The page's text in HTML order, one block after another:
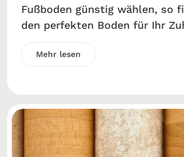
Fußboden günstig wählen, so
den perfekten Boden für Ihr
Mehr lesen